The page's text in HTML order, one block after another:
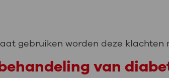
gebruiken worden deze klachten
van